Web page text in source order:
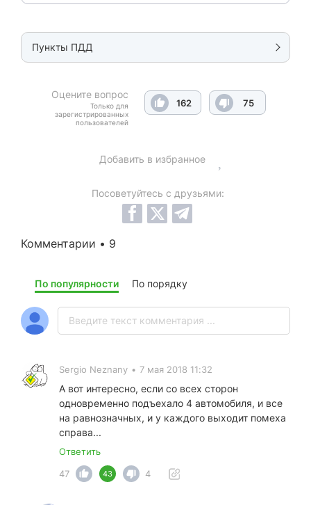
Пункты ПДД
Оцените вопрос
Только для
зарегистрированных
пользователей
162 75
Добавить в избранное
Посоветуйтесь с друзьями:
Комментарии • 9
По популярности По порядку
Sergio Neznany • 7 мая 2018 11:32
А вот интересно, если со всех сторон
одновременно подъехало 4 автомобиля, и все
на равнозначных, и у каждого выходит помеха
справа...
Ответить
47
43 4